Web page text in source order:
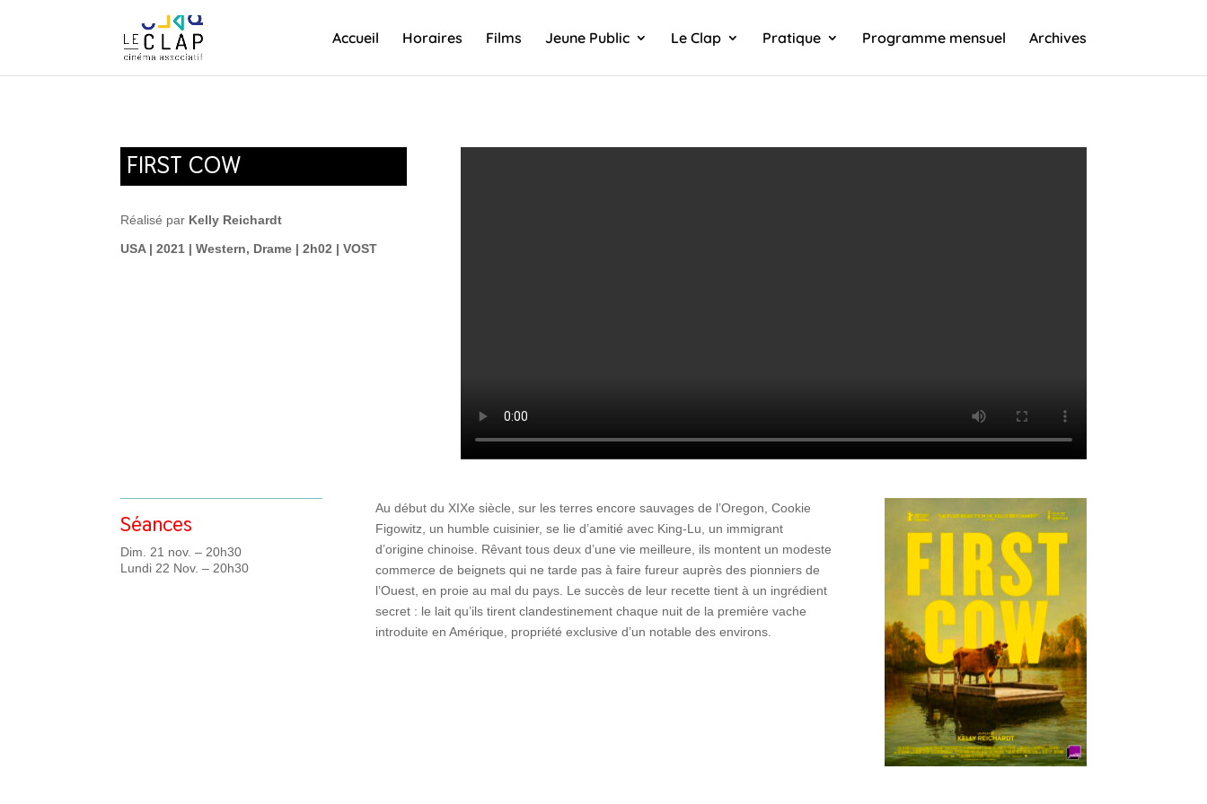
Accueil Horaires Films Jeune Public Le Clap Pratique Programme mensuel Archives
FIRST COW
Réalisé par Kelly Reichardt
USA | 2021 | Western, Drame | 2h02 | VOST
Séances
Dim. 21 nov. – 20h30
Lundi 22 Nov. – 20h30
Au début du XIXe siècle, sur les terres encore sauvages de l’Oregon, Cookie
Figowitz, un humble cuisinier, se lie d’amitié avec King-Lu, un immigrant
d’origine chinoise. Rêvant tous deux d’une vie meilleure, ils montent un modeste
commerce de beignets qui ne tarde pas à faire fureur auprès des pionniers de
l’Ouest, en proie au mal du pays. Le succès de leur recette tient à un ingrédient
secret : le lait qu’ils tirent clandestinement chaque nuit de la première vache
introduite en Amérique, propriété exclusive d’un notable des environs.